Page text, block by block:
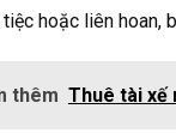
tiệc hoặc liên hoan,
thêm Thuê tài xế